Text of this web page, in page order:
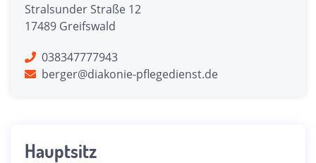
Stralsunder Straße 12
17489 Greifswald
038347777943
berger@diakonie-pflegedienst.de
Hauptsitz